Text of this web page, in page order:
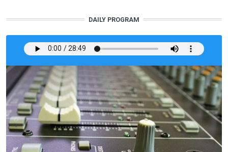
DAILY PROGRAM